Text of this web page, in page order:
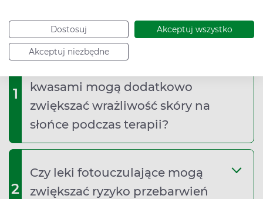
Dostosuj Akceptuj wszystko
Akceptuj niezbędne
1
kwasami mogą dodatkowo
zwiększać wrażliwość skóry na
słońce podczas terapii?
2
Czy leki fotouczulające mogą
zwiększać ryzyko przebarwień